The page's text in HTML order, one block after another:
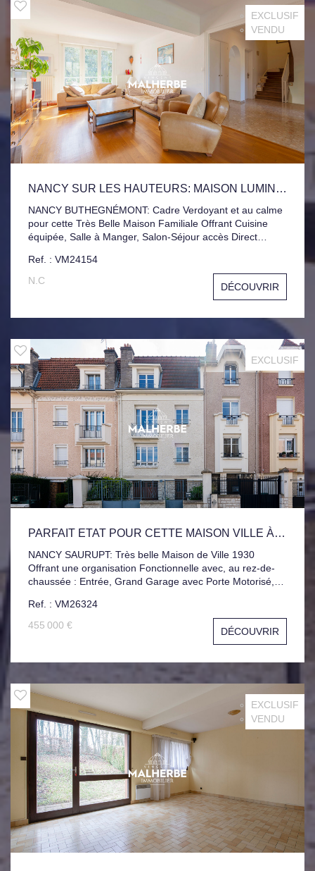
EXCLUSIF
VENDU
NANCY SUR LES HAUTEURS: MAISON LUMINEUSE EN TRES BON ETAT
NANCY BUTHEGNÉMONT: Cadre Verdoyant et au calme
pour cette Très Belle Maison Familiale Offrant Cuisine
équipée, Salle à Manger, Salon-Séjour accès Direct
Chambres, 1 Bureau, 2 Salles de Bains. Sous-sol complet
avec Buanderie, Cave à Vin, Garage 2VL + Parking
devant la maison. Réfection Totale de la Toiture Zinc en
2020. Ravalement des façades et Pignon en 2013.
Consommations Réelles Électricité + Gaz : 226 €/Mois
Ref. : VM24154
N.C
DÉCOUVRIR
EXCLUSIF
PARFAIT ETAT POUR CETTE MAISON VILLE À SAURUPT
NANCY SAURUPT: Très belle Maison de Ville 1930
Offrant une organisation Fonctionnelle avec, au rez-de-
chaussée : Entrée, Grand Garage avec Porte Motorisé,
devant la Maison. À l'étage, les pièces de vie accueillent
une Cuisine, et un Salon-Séjour Lumineux, prolongés par
une Belle Terrasse. Les étages supérieurs offrent quatre
chambres réparties sur deux niveaux, complétées par
une salle de bain et une salle d'eau. Grand Jardin plat à
l'arrière avec Dépendances. Une maison chaleureuse,
idéale pour une vie de famille.
Ref. : VM26324
455 000 €
DÉCOUVRIR
EXCLUSIF
VENDU